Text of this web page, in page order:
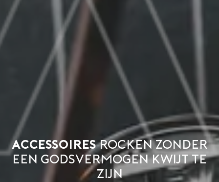
Accessoiresrocken zonder
een godsvermogen kwijt te
zijn